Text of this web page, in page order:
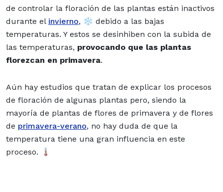
de controlar la floración de las plantas están inactivos
durante el invierno, ❄️ debido a las bajas
temperaturas. Y estos se desinhiben con la subida de
las temperaturas, provocando que las plantas
florezcan en primavera.
Aún hay estudios que tratan de explicar los procesos
de floración de algunas plantas pero, siendo la
mayoría de plantas de flores de primavera y de flores
de primavera-verano, no hay duda de que la
temperatura tiene una gran influencia en este
proceso. 🌡️